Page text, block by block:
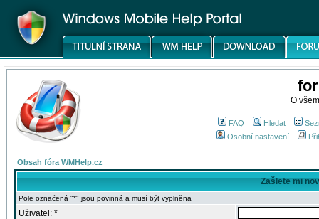
O
FAQ Hledat
Osobní nastavení
Obsah fóra WMHelp.cz
Zašlete mi
Pole označená "*" jsou povinná a musí být vyplněna
Uživatel: *